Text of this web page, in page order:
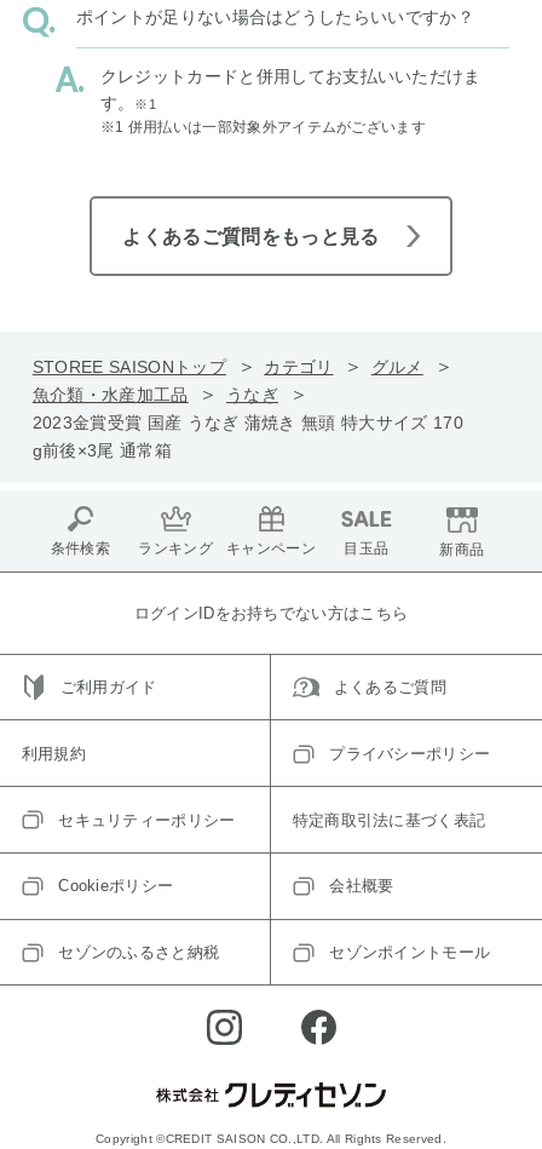
ポイントが足りない場合はどうしたらいいですか？
クレジットカードと併用してお支払いいただけま
す。
※1
※1 併用払いは一部対象外アイテムがございます
よくあるご質問をもっと見る
STOREE SAISONトップ カテゴリ
グルメ
魚介類・水産加工品
うなぎ
2023金賞受賞 国産 うなぎ 蒲焼き 無頭 特大サイズ 170
g前後×3尾 通常箱
条件検索 ランキング キャンペーン 目玉品 新商品
ログインIDをお持ちでない方はこちら
ご利用ガイド よくあるご質問
利用規約 プライバシーポリシー
セキュリティーポリシー 特定商取引法に基づく表記
Cookieポリシー 会社概要
セゾンのふるさと納税 セゾンポイントモール
Copyright ©CREDIT SAISON CO.,LTD. All Rights Reserved.